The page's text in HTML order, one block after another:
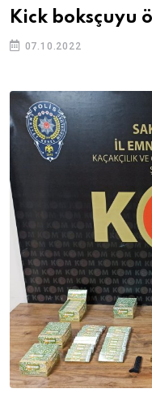
Kick boksçuyu
07.10.2022